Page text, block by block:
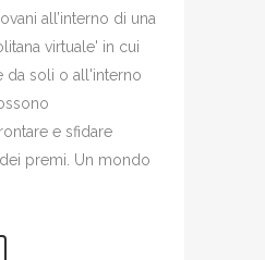
all’interno di una
virtuale' in cui
da soli o all'interno
e sfidare
premi. Un mondo